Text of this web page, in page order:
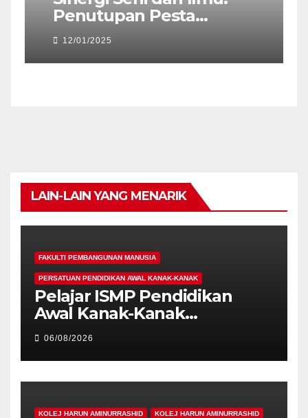
Penutupan Pesta
Konvokesyen Kali Ke-26
UPSI 2024
12/01/2025
LAIN-LAIN YANG MENARIK
FAKULTI PEMBANGUNAN MANUSIA
PERSATUAN PENDIDIKAN AWAL KANAK-KANAK
Pelajar ISMP Pendidikan
Awal Kanak-Kanak
Cemerlang Raih
Pengiktirafan Antarabangsa
di IAM2026
06/08/2026
KOLEJ HARUN AMINURRASHID KOLEJ HARUN AMINURRASHID